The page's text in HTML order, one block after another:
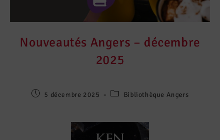
Nouveautés Angers – décembre
2025
5 décembre 2025 Bibliothèque Angers